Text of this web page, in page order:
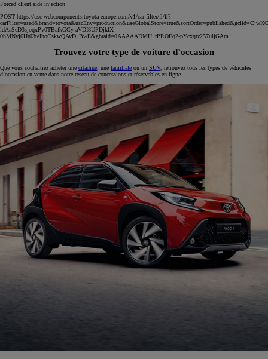
Forced client side injection
POST https://usc-webcomponents.toyota-europe.com/v1/car-filter/fr/fr?
ldAaScD3sjoqxPv0TBafkGCy-aVDI8UPDjklX-
0hMNvj6Hr03teIhoCskwQAvD_BwE&gbraid=0AAAAADMU_rPROFq2-pYcxqtz257uljGAm
Trouvez votre type de voiture d’occasion
Que vous souhaitiez acheter une citadine , une familiale ou un SUV, retrouvez tous les types de véhicules
d’occasion en vente dans notre réseau de concessions et réservables en ligne.